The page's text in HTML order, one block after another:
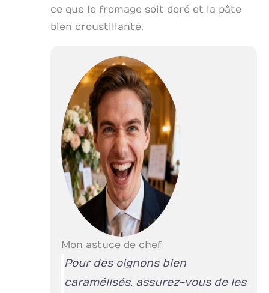
ce que le fromage soit doré et la pâte
bien croustillante.
Mon astuce de chef
Pour des oignons bien
caramélisés, assurez-vous de les